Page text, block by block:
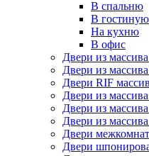
В спальню
В гостиную
На кухню
В офис
Двери из
Двери из
Двери RIF массив
Двери из
Двери из
Двери из
Двери
Двери